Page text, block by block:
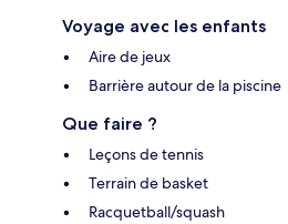
Voyage avec les enfants
Aire de jeux
Barrière autour de la piscine
Que faire ?
Leçons de tennis
Terrain de basket
Racquetball/squash